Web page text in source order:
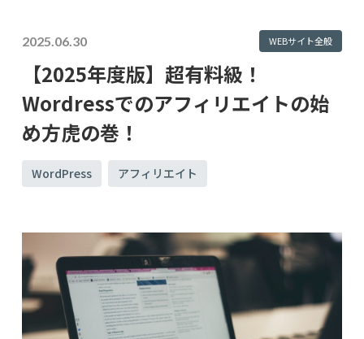
2025.06.30 WEBサイト全般
【2025年度版】超有料級！
Wordressでのアフィリエイトの始
め方虎の巻！
WordPress アフィリエイト